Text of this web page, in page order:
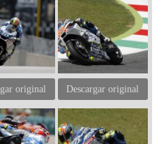
original Descargar original